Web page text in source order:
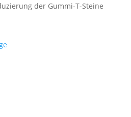
der Gummi-T-Steine